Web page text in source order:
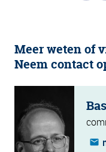
Meer weten of
Neem contact